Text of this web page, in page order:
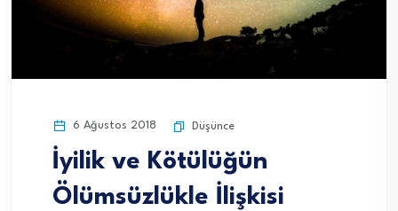
6 Ağustos 2018 Düşünce
İyilik ve Kötülüğün
Ölümsüzlükle İlişkisi